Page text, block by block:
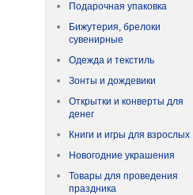
Подарочная упаковка
Бижутерия, брелоки
сувенирные
Одежда и текстиль
Зонты и дождевики
Открытки и конверты для
денег
Книги и игры для взрослых
Новогодние украшения
Товары для проведения
праздника